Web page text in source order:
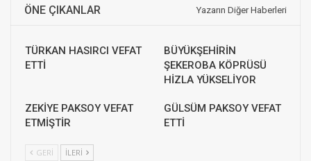
ÖNE ÇIKANLAR Yazarın Diğer Haberleri
TÜRKAN HASIRCI VEFAT
ETTİ
BÜYÜKŞEHİRİN
ŞEKEROBA KÖPRÜSÜ
HİZLA YÜKSELİYOR
ZEKİYE PAKSOY VEFAT
ETMİŞTİR
GÜLSÜM PAKSOY VEFAT
ETTİ
GERI İLERI